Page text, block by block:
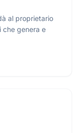
al proprietario
che genera e